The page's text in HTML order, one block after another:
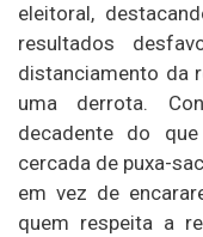
eleitoral,
resultados
distanciamento da
uma derrota.
decadente do
cercada de puxa-
em vez de
quem respeita a